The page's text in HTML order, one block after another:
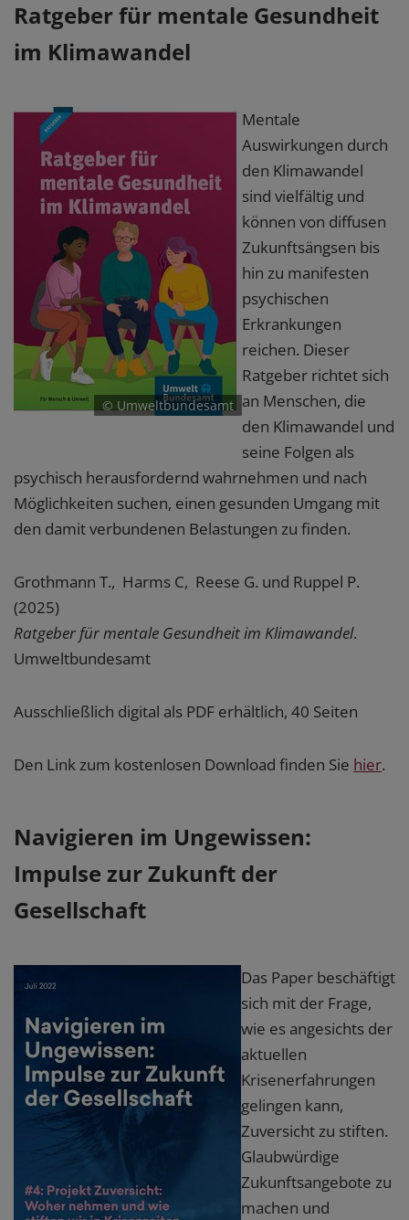
Ratgeber für mentale Gesundheit
im Klimawandel
© Umweltbundesamt
Mentale
Auswirkungen durch
den ⁠Klimawandel⁠
sind vielfältig und
können von diffusen
Zukunftsängsen bis
hin zu manifesten
psychischen
Erkrankungen
reichen. Dieser
Ratgeber richtet sich
an Menschen, die
den Klimawandel und
seine Folgen als
psychisch herausfordernd wahrnehmen und nach
Möglichkeiten suchen, einen gesunden Umgang mit
den damit verbundenen Belastungen zu finden.
Grothmann T., Harms C, Reese G. und Ruppel P.
(2025)
Ratgeber für mentale Gesundheit im Klimawandel.
Umweltbundesamt
Ausschließlich digital als PDF erhältlich, 40 Seiten
Den Link zum kostenlosen Download finden Sie hier.
Navigieren im Ungewissen:
Impulse zur Zukunft der
Gesellschaft
Das Paper beschäftigt
sich mit der Frage,
wie es angesichts der
aktuellen
Krisenerfahrungen
gelingen kann,
Zuversicht zu stiften.
Glaubwürdige
Zukunftsangebote zu
machen und